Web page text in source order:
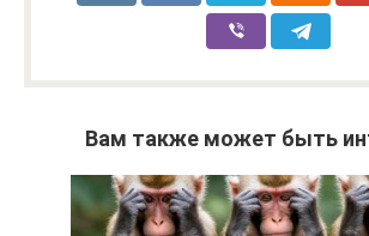
Вам также может быть